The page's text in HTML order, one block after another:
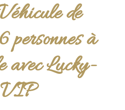
de
personnes à
avec Lucky-
VIP